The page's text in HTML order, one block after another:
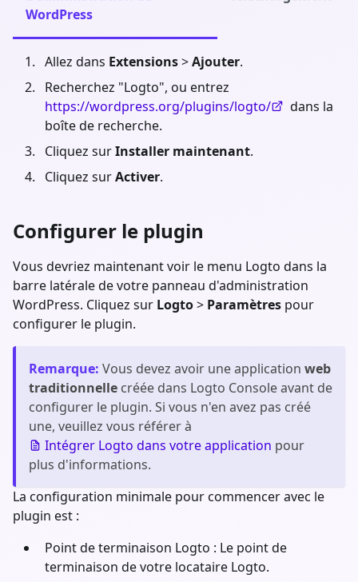
WordPress
Allez dans Extensions>Ajouter.
Recherchez "Logto", ou entrez
https://wordpress.org/plugins/logto/
dans la
boîte de recherche.
Cliquez surInstaller maintenant.
Cliquez surActiver.
Configurer le plugin
Vous devriez maintenant voir le menu Logto dans la
barre latérale de votre panneau d'administration
WordPress. Cliquez sur Logto> Paramètres pour
configurer le plugin.
Remarque: Vous devez avoir une application web
traditionnelle créée dans Logto Console avant de
configurer le plugin. Si vous n'en avez pas créé
une, veuillez vous référer à
Intégrer Logto dans votre application pour
plus d'informations.
La configuration minimale pour commencer avec le
plugin est :
Point de terminaison Logto : Le point de
terminaison de votre locataire Logto.